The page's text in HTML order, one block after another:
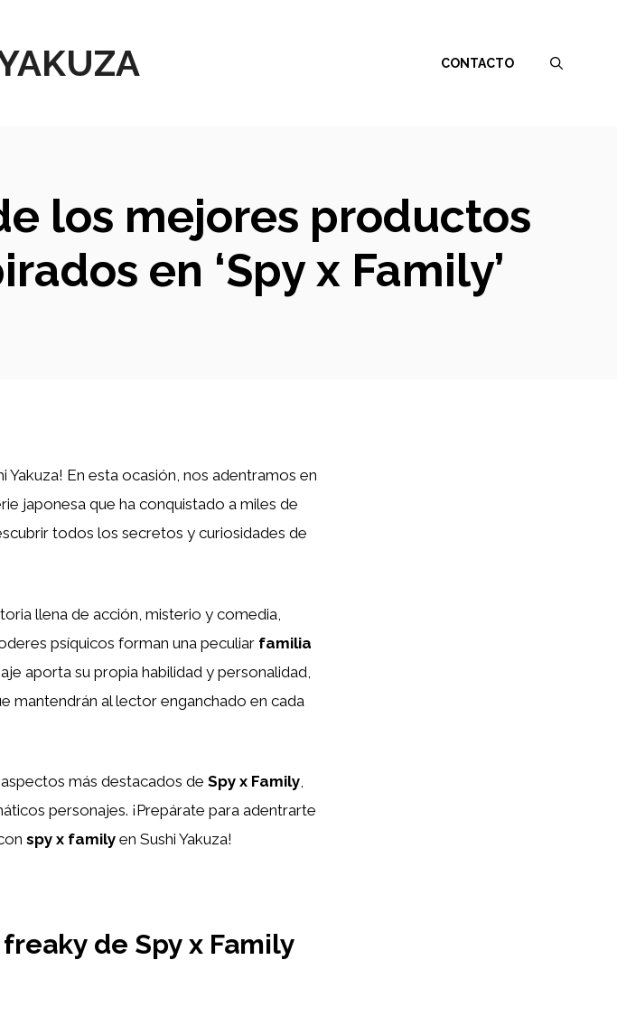
CONTACTO
los mejores productos
en ‘Spy x Family’
Yakuza! En esta ocasión, nos adentramos en
japonesa que ha conquistado a miles de
todos los secretos y curiosidades de
llena de acción, misterio y comedia,
psíquicos forman una peculiar familia
aporta su propia habilidad y personalidad,
mantendrán al lector enganchado en cada
más destacados de Spy x Family,
personajes. ¡Prepárate para adentrarte
spy x family en Sushi Yakuza!
de Spy x Family